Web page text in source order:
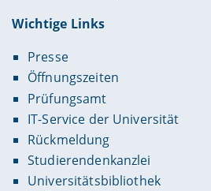
Wichtige Links
Presse
Öffnungszeiten
Prüfungsamt
IT-Service der Universität
Rückmeldung
Studierendenkanzlei
Universitätsbibliothek